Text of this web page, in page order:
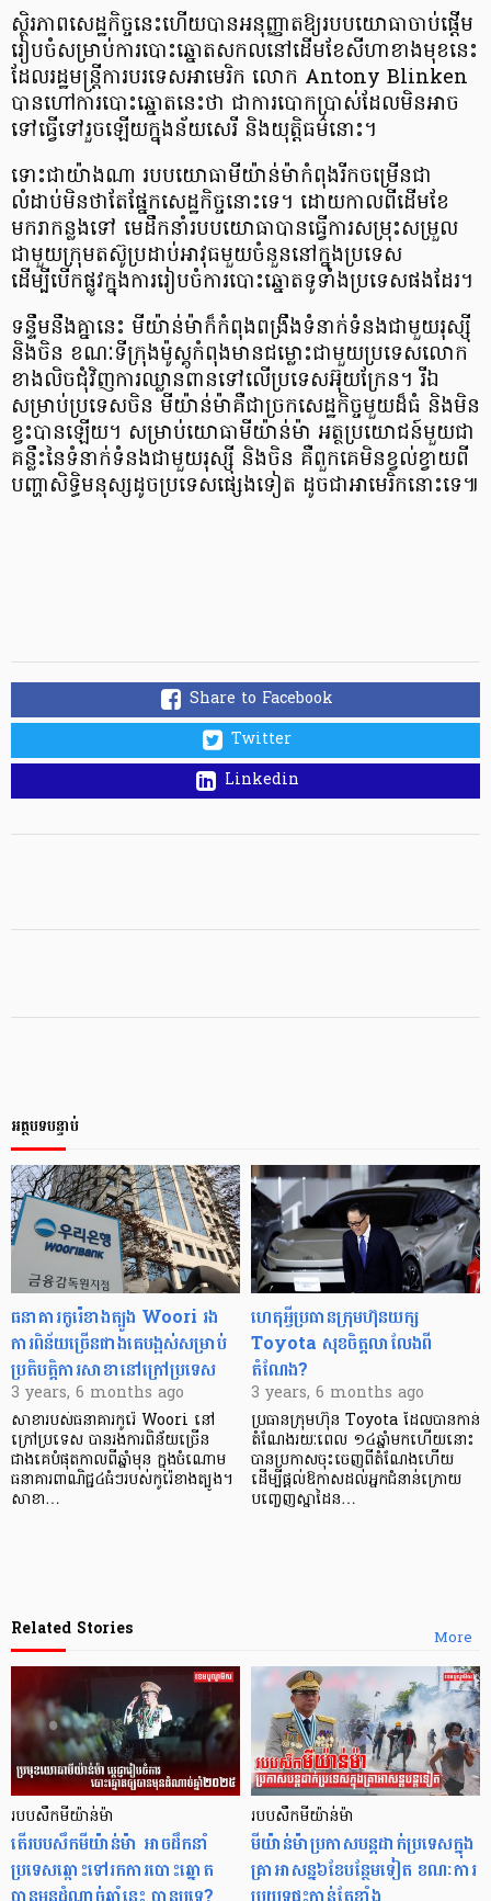
ស្ថិរភាពសេដ្ឋកិច្ចនេះហើយ​បានអនុញ្ញាតឱ្យរបបយោធាចាប់ផ្តើម
រៀបចំ​សម្រាប់ការបោះឆ្នោតសកលនៅដើមខែសីហាខាងមុខនេះ
ដែលរដ្ឋមន្ត្រីការបរទេសអាមេរិក លោក Antony Blinken
បានហៅការបោះឆ្នោតនេះថា ជាការបោកប្រាស់ដែលមិនអាច
ទៅធ្វើទៅរួចឡើយក្នុងន័យសេរី និងយុត្តិធម៌នោះ។
ទោះ​ជា​យ៉ាង​ណា របបយោធាមីយ៉ាន់ម៉ា​កំពុងរីកចម្រើនជា
លំដាប់មិនថាតែផ្នែកសេដ្ឋកិច្ចនោះទេ។ ដោយកាលពីដើមខែ
មករាកន្លងទៅ មេដឹកនាំរបបយោធាបានធ្វើការសម្រុះសម្រួល
ជាមួយក្រុមតស៊ូ​ប្រដាប់​អាវុធ​មួយ​ចំនួន​នៅក្នុងប្រទេស
ដើម្បីបើកផ្លូវក្នុង​ការ​រៀបចំ​ការ​បោះ​ឆ្នោត​ទូទាំង​ប្រទេសផងដែរ។
ទន្ទឹមនឹងគ្នានេះ មីយ៉ាន់ម៉ាក៏កំពុងពង្រឹងទំនាក់ទំនងជាមួយរុស្ស៊ី
និងចិន ខណៈទីក្រុងម៉ូស្គូកំពុងមានជម្លោះជាមួយប្រទេសលោក
ខាងលិចជុំវិញការឈ្លានពានទៅលើប្រទេសអ៊ុយក្រែន។ រីឯ
សម្រាប់ប្រទេសចិន មីយ៉ាន់ម៉ាគឺជាច្រកសេដ្ឋកិច្ចមួយដ៏ធំ និងមិន
ខ្វះបានឡើយ។​ សម្រាប់​យោធា​មីយ៉ាន់ម៉ា អត្ថប្រយោជន៍​មួយជា
គន្លឹះ​នៃ​ទំនាក់ទំនង​ជាមួយ​រុស្ស៊ី និង​ចិន គឺ​ពួកគេ​មិន​ខ្វល់ខ្វាយ​ពី​
បញ្ហា​សិទ្ធិ​មនុស្ស​ដូច​ប្រទេស​ផ្សេងទៀត ដូចជា​អាមេរិក​នោះទេ៕
Share to Facebook
Twitter
Linkedin
អត្ថបទបន្ទាប់
ធនាគារកូរ៉េខាងត្បូង Woori រង
ការពិន័យច្រើនជាងគេបង្អស់សម្រាប់
ប្រតិបត្តិការសាខានៅក្រៅប្រទេស
3 years, 6 months ago
សាខារបស់ធនាគារកូរ៉េ Woori នៅ
ក្រៅប្រទេស បានរងការពិន័យច្រើន
ជាងគេបំផុតកាលពីឆ្នាំមុន ក្នុងចំណោម
ធនាគារពាណិជ្ជ៤ធំៗរបស់កូរ៉េខាងត្បូង។
សាខា…
ហេតុអ្វីប្រធានក្រុមហ៊ុនយក្ស
Toyota សុខចិត្តលាលែងពី
តំណែង?
3 years, 6 months ago
ប្រធានក្រុមហ៊ុន Toyota ដែលបានកាន់
តំណែងរយៈពេល ១៤ឆ្នាំមកហើយនោះ
បានប្រកាសចុះចេញពីតំណែងហើយ
ដើម្បីផ្តល់ឱកាសដល់អ្នកជំនាន់ក្រោយ
បញ្ចេញស្នាដៃន…
More
Related Stories
របបសឹកមីយ៉ាន់ម៉ា
តើរបបសឹកមីយ៉ាន់ម៉ា អាចដឹកនាំ
ប្រទេសឆ្ពោះទៅរកការបោះឆ្នោត
របបសឹកមីយ៉ាន់ម៉ា
មីយ៉ាន់ម៉ាប្រកាសបន្តដាក់ប្រទេសក្នុង
គ្រាអាសន្ន៦ខែបន្ថែមទៀត ខណៈការ